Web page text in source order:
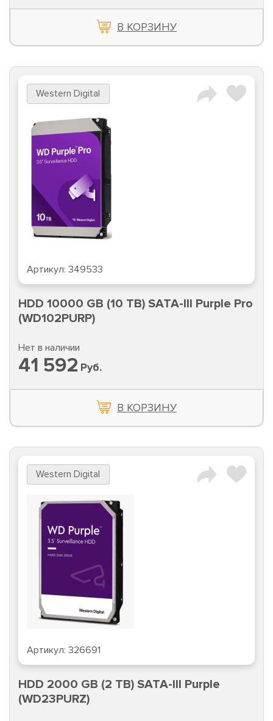
В КОРЗИНУ
Western Digital
Артикул: 349533
HDD 10000 GB (10 TB) SATA-III Purple Pro
(WD102PURP)
Нет в наличии
41 592 Руб.
В КОРЗИНУ
Western Digital
Артикул: 326691
HDD 2000 GB (2 TB) SATA-III Purple
(WD23PURZ)